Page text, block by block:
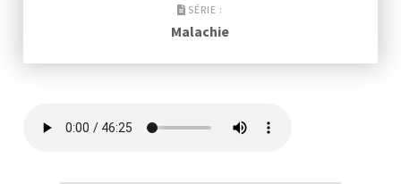
SÉRIE :
Malachie